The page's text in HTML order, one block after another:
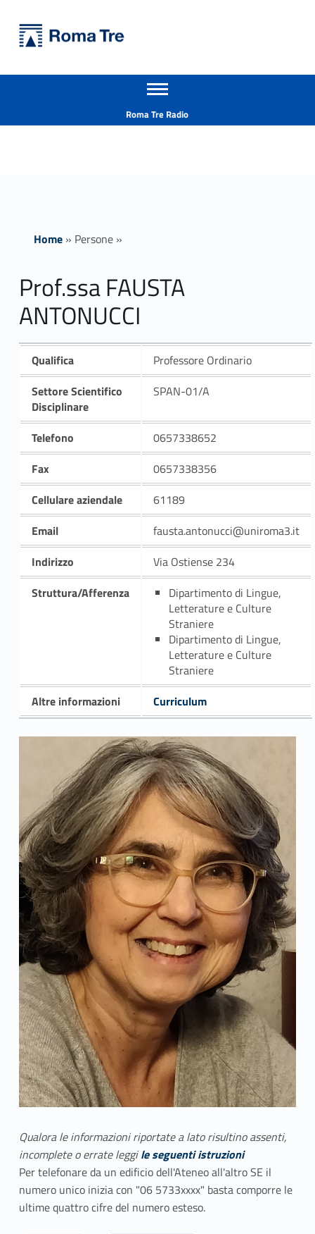
Prof.ssa FAUSTA ANTONUCCI insegnamenti - Università Roma Tre
Apri il menu secondario
Roma Tre Radio
Home» Persone»
Prof.ssa FAUSTA
ANTONUCCI
Qualifica
Professore Ordinario
Settore Scientifico
Disciplinare
SPAN-01/A
Telefono
0657338652
Fax
0657338356
Cellulare aziendale
61189
Email
fausta.antonucci@uniroma3.it
Indirizzo
Via Ostiense 234
Struttura/Afferenza
Dipartimento di Lingue,
Letterature e Culture
Straniere
Dipartimento di Lingue,
Letterature e Culture
Straniere
Altre informazioni
Curriculum
Qualora le informazioni riportate a lato risultino assenti,
incomplete o errate leggile seguenti istruzioni
Per telefonare da un edificio dell'Ateneo all'altro SE il
numero unico inizia con "06 5733xxxx" basta comporre le
ultime quattro cifre del numero esteso.